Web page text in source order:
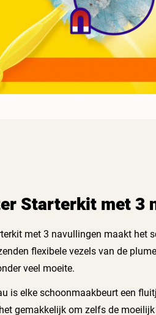
Starterkit met 3
met 3 navullingen maakt het
flexibele vezels van de
veel moeite.
is elke schoonmaakbeurt een
gemakkelijk om zelfs de